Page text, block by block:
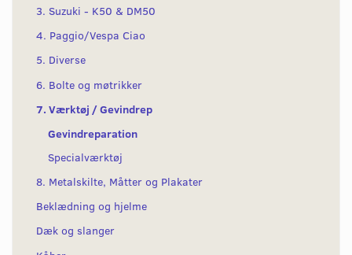
3. Suzuki - K50 & DM50
4. Paggio/Vespa Ciao
5. Diverse
6. Bolte og møtrikker
7. Værktøj / Gevindrep
Gevindreparation
Specialværktøj
8. Metalskilte, Måtter og Plakater
Beklædning og hjelme
Dæk og slanger